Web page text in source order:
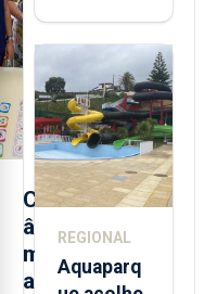
C
â
m
a
toneladas
de
alimentos
entre
2021 e
2025 nos
Açores
REGIONAL
Aquaparq